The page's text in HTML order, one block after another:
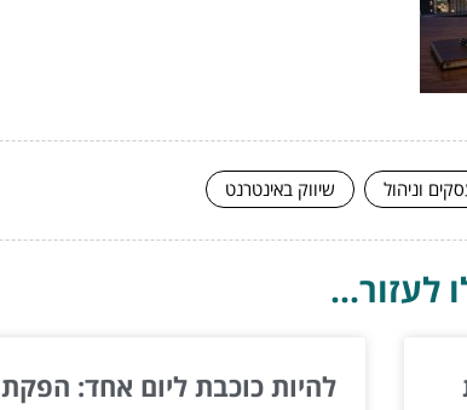
וניהול שיווק באינטרנט
לעזור...
להיות כוכבת ליום אחד: הפקת